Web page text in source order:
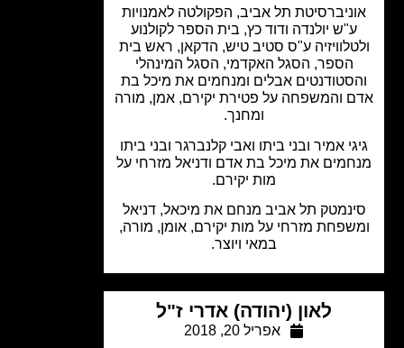
תל אביב, הפקולטה לאמנויות
ע"ש יולנדה ודוד כץ, בית הספר לקולנוע
ע"ס סטיב טיש, הדקאן, ראש בית
הספר, הסגל האקדמי, הסגל המינהלי
אבלים ומנחמים את מיכל בת
והמשפחה על פטירת יקירם, אמן, מורה
אמיר ובני ביתו ואבי קלנברגר ובני ביתו
את מיכל בת אדם ודניאל מזרחי על
מות יקירם.
תל אביב מנחם את מיכאל, דניאל
מזרחי על מות יקירם, אומן, מורה,
במאי ויוצר.
לאון (יהודה) אדרי ז"ל
אפריל 20, 2018